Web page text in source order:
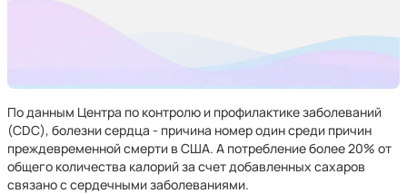
По данным Центра по контролю и профилактике заболеваний
(CDC), болезни сердца - причина номер один среди причин
преждевременной смерти в США. А потребление более 20% от
общего количества калорий за счет добавленных сахаров
связано с сердечными заболеваниями.